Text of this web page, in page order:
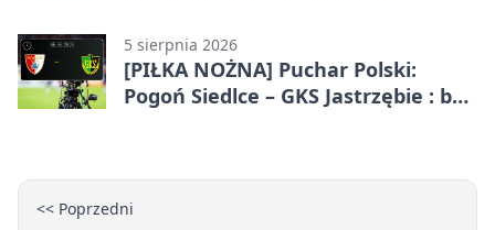
5 sierpnia 2026
[PIŁKA NOŻNA] Puchar Polski:
Pogoń Siedlce – GKS Jastrzębie : bez
<< Poprzedni